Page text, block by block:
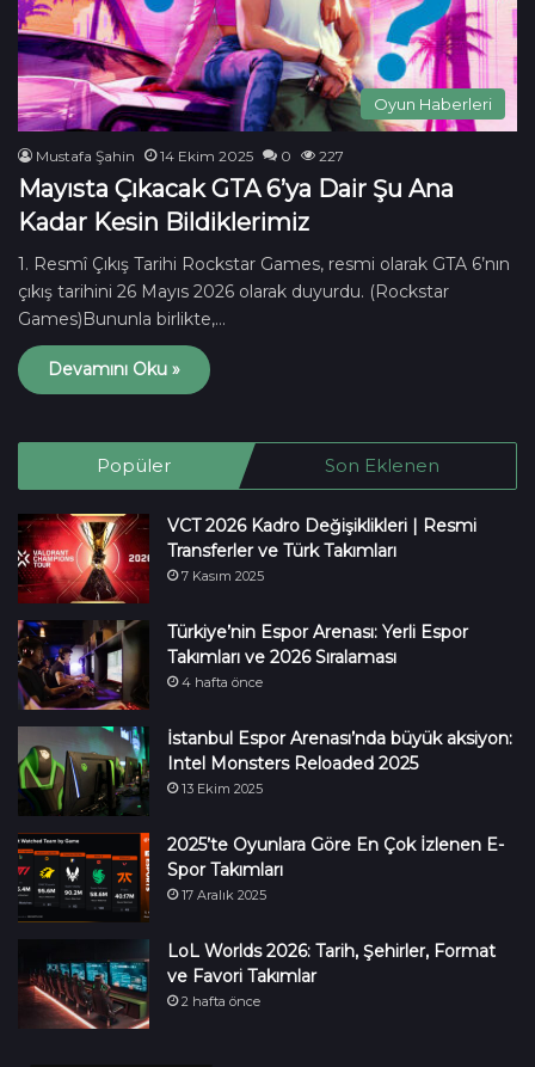
Oyun Haberleri
Mustafa Şahin 14 Ekim 2025 0 227
Mayısta Çıkacak GTA 6’ya Dair Şu Ana
Kadar Kesin Bildiklerimiz
1. Resmî Çıkış Tarihi Rockstar Games, resmi olarak GTA 6’nın
çıkış tarihini 26 Mayıs 2026 olarak duyurdu. (Rockstar
Games)Bununla birlikte,…
Devamını Oku »
Popüler Son Eklenen
VCT 2026 Kadro Değişiklikleri | Resmi
Transferler ve Türk Takımları
7 Kasım 2025
Türkiye’nin Espor Arenası: Yerli Espor
Takımları ve 2026 Sıralaması
4 hafta önce
İstanbul Espor Arenası’nda büyük aksiyon:
Intel Monsters Reloaded 2025
13 Ekim 2025
2025’te Oyunlara Göre En Çok İzlenen E-
Spor Takımları
17 Aralık 2025
LoL Worlds 2026: Tarih, Şehirler, Format
ve Favori Takımlar
2 hafta önce